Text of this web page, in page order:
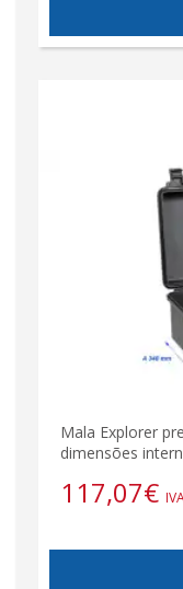
Mala Explorer
dimensões
117,07€